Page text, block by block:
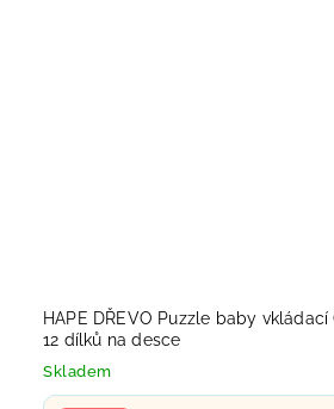
HAPE DŘEVO Puzzle baby
12 dílků na desce
Skladem